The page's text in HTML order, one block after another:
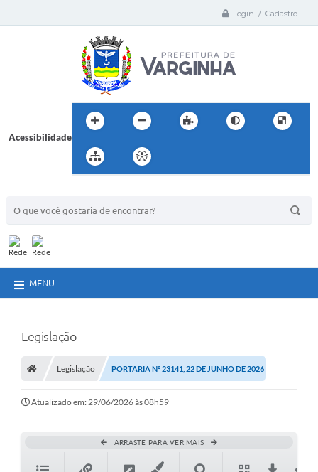
Login / Cadastro
Acessibilidade
MENU
Legislação
Legislação PORTARIA Nº 23141, 22 DE JUNHO DE 2026
Atualizado em: 29/06/2026 às 08h59
ARRASTE PARA VER MAIS